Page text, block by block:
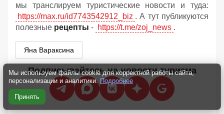
мы транслируем туристические новости и туда:
https://max.ru/id7743542912_biz . А тут публикуются
полезные рецепты - https://t.me/zoj_news .
Яна Вараксина
Подписывайтесь на новости туризма
Мы используем файлы cookie для корректной работы сайта,
персонализации и аналитики. Подробнее
Принять